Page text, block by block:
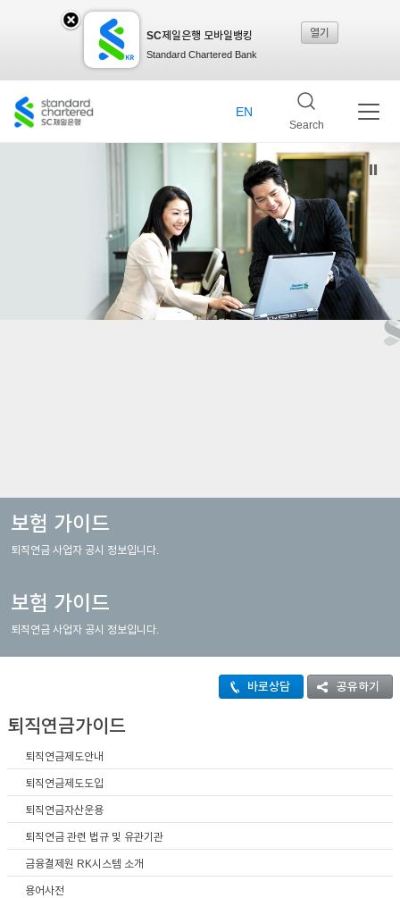
SC제일은행 모바일뱅킹
Standard Chartered Bank
열기
제일
기
Search
EN
보험 가이드
퇴직연금 사업자 공시 정보입니다.
보험 가이드
퇴직연금 사업자 공시 정보입니다.
바로상담 공유하기
퇴직연금가이드
퇴직연금제도안내
퇴직연금제도도입
퇴직연금자산운용
퇴직연금 관련 법규 및 유관기관
금융결제원 RK시스템 소개
용어사전